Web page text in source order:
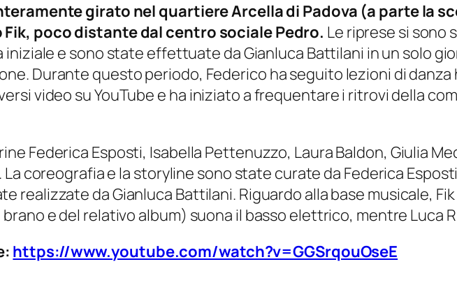
girato nel quartiere Arcella di Padova (a parte la
poco distante dal centro sociale Pedro. Le riprese si sono
e sono state effettuate da Gianluca Battilani in un solo
Durante questo periodo, Federico ha seguito lezioni di danza
video su YouTube e ha iniziato a frequentare i ritrovi della
Federica Esposti, Isabella Pettenuzzo, Laura Baldon, Giulia
coreografia e la storyline sono state curate da Federica
realizzate da Gianluca Battilani. Riguardo alla base musicale, Fik
e del relativo album) suona il basso elettrico, mentre Luca
https://www.youtube.com/watch?v=GGSrqouOseE